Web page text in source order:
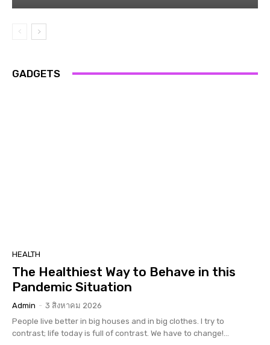
GADGETS
HEALTH
The Healthiest Way to Behave in this
Pandemic Situation
Admin - 3 สิงหาคม 2026
People live better in big houses and in big clothes. I try to
contrast; life today is full of contrast. We have to change!...